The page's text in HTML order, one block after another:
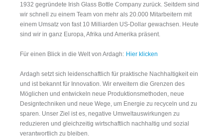
1932 gegründete Irish Glass Bottle Company zurück. Seitdem sind
wir schnell zu einem Team von mehr als 20.000 Mitarbeitern mit
einem Umsatz von fast 10 Milliarden US-Dollar gewachsen. Heute
sind wir in ganz Europa, Afrika und Amerika präsent.
Für einen Blick in die Welt von Ardagh: Hier klicken
Ardagh setzt sich leidenschaftlich für praktische Nachhaltigkeit ein
und ist bekannt für Innovation. Wir erweitern die Grenzen des
Möglichen und entwickeln neue Produktionsmethoden, neue
Designtechniken und neue Wege, um Energie zu recyceln und zu
sparen. Unser Ziel ist es, negative Umweltauswirkungen zu
reduzieren und gleichzeitig wirtschaftlich nachhaltig und sozial
verantwortlich zu bleiben.